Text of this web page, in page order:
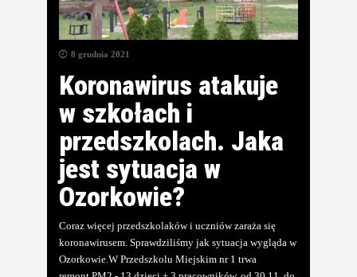
8 grudnia 2021
Koronawirus atakuje
w szkołach i
przedszkolach. Jaka
jest sytuacja w
Ozorkowie?
Coraz więcej przedszkolaków i uczniów zaraża się
koronawirusem. Sprawdziliśmy jak sytuacja wygląda w
Ozorkowie.W Przedszkolu Miejskim nr 1 trwa